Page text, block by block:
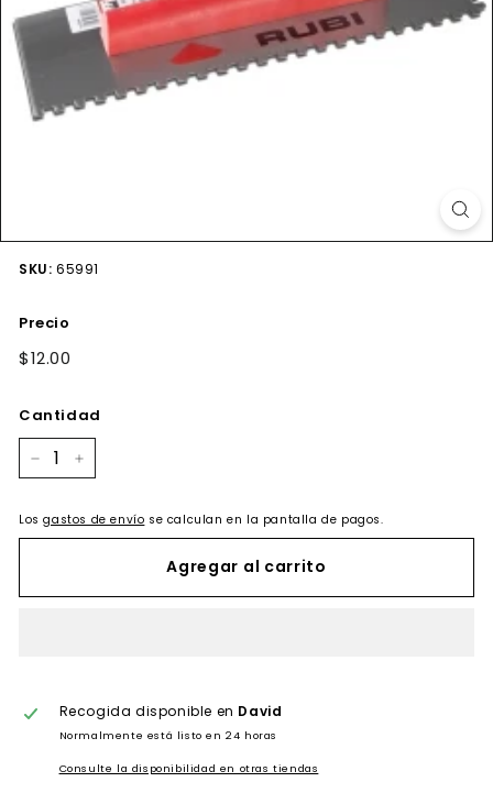
SKU: 65991
Precio
Precio
$12.00
Cantidad
Losgastos de envío se calculan en la pantalla de pagos.
Agregar al carrito
Recogida disponible en David
Normalmente está listo en 24 horas
Consulte la disponibilidad en otras tiendas